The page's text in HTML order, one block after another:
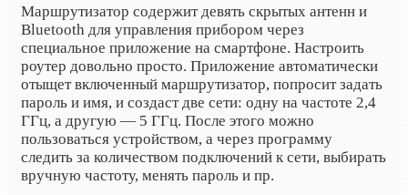
Маршрутизатор содержит девять скрытых антенн и
Bluetooth для управления прибором через
специальное приложение на смартфоне. Настроить
роутер довольно просто. Приложение автоматически
отыщет включенный маршрутизатор, попросит задать
пароль и имя, и создаст две сети: одну на частоте 2,4
ГГц, а другую — 5 ГГц. После этого можно
пользоваться устройством, а через программу
следить за количеством подключений к сети, выбирать
вручную частоту, менять пароль и пр.